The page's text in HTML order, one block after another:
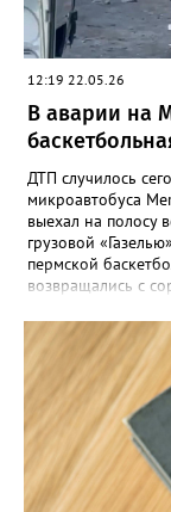
12:19 22.05.26
В аварии на
ДТП случилось
микроавтобуса
выехал на полосу
грузовой
пермской
возвращались с
«Газели». Одному
помощь медиков,
больнице.
Златоуста. Все
получили
как
Пермь поездом»,
Возбуждено
Следственный